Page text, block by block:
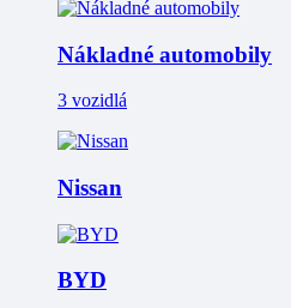
Nákladné automobily
3 vozidlá
Nissan
BYD